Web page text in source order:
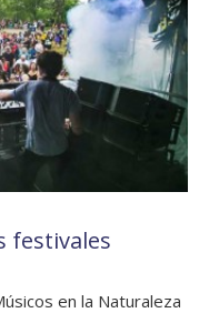
festivales
en la Naturaleza